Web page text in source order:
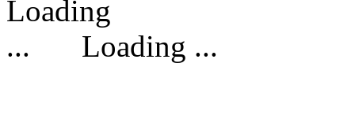
Loading ...